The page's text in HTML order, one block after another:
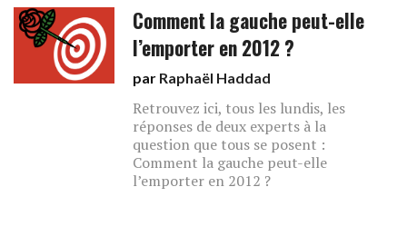
Comment la gauche peut-elle
l’emporter en 2012 ?
par Raphaël Haddad
Retrouvez ici, tous les lundis, les
réponses de deux experts à la
question que tous se posent :
Comment la gauche peut-elle
l’emporter en 2012 ?